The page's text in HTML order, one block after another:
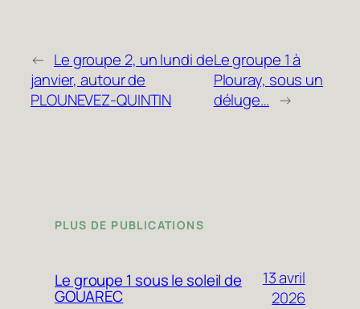
← Le groupe 2, un lundi de
janvier, autour de
PLOUNEVEZ-QUINTIN
Le groupe 1 à
Plouray, sous un
déluge… →
PLUS DE PUBLICATIONS
Le groupe 1 sous le soleil de
GOUAREC
13 avril
2026